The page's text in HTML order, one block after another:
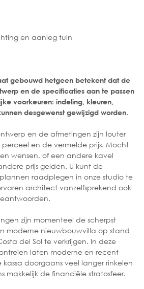
en aanleg tuin
gebouwd hetgeen betekent dat de
en de specificaties aan te passen
voorkeuren: indeling, kleuren,
desgewenst gewijzigd worden.
en de afmetingen zijn louter
en de vermelde prijs. Mocht
wensen, of een andere kavel
prijs gelden. U kunt de
raadplegen in onze studio te
architect vanzelfsprekend ook
zijn momenteel de scherpst
moderne nieuwbouwvilla op stand
del Sol te verkrijgen. In deze
laten moderne en recent
doorgaans veel langer rinkelen
makkelijk de financiële stratosfeer.